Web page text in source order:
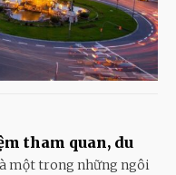
tham quan, du
một trong những ngôi